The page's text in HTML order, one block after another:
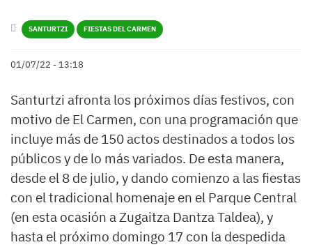
SANTURTZI FIESTAS DEL CARMEN
01/07/22 - 13:18
Santurtzi afronta los próximos días festivos, con
motivo de El Carmen, con una programación que
incluye más de 150 actos destinados a todos los
públicos y de lo más variados. De esta manera,
desde el 8 de julio, y dando comienzo a las fiestas
con el tradicional homenaje en el Parque Central
(en esta ocasión a Zugaitza Dantza Taldea), y
hasta el próximo domingo 17 con la despedida